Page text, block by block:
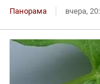
Панорама вчера,